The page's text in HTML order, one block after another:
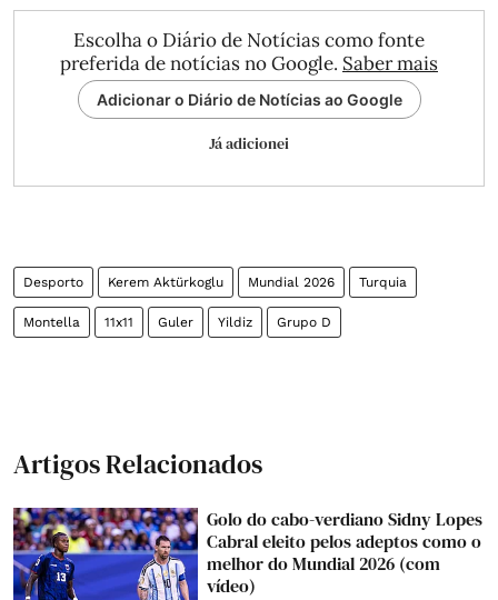
Escolha o Diário de Notícias como fonte
preferida de notícias no Google. Saber mais
Adicionar o Diário de Notícias ao Google
Já adicionei
Desporto Kerem Aktürkoglu Mundial 2026 Turquia
Montella 11x11 Guler Yildiz Grupo D
Artigos Relacionados
Golo do cabo-verdiano Sidny Lopes
Cabral eleito pelos adeptos como o
melhor do Mundial 2026 (com
vídeo)